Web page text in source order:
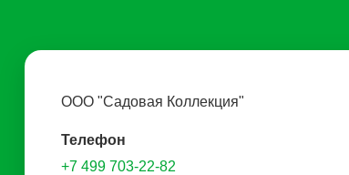
ООО "Садовая Коллекция"
Телефон
+7 499 703-22-82